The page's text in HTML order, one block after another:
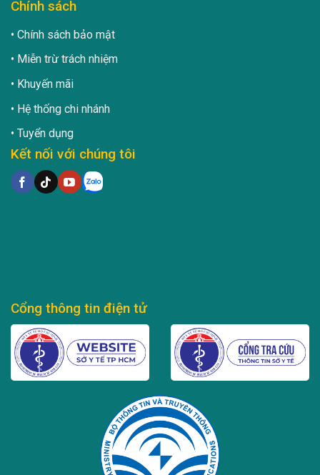
Chính sách
Chính sách bảo mật
Miễn trừ trách nhiệm
Khuyến mãi
Hệ thống chi nhánh
Tuyển dụng
Kết nối với chúng tôi
Cổng thông tin điện tử